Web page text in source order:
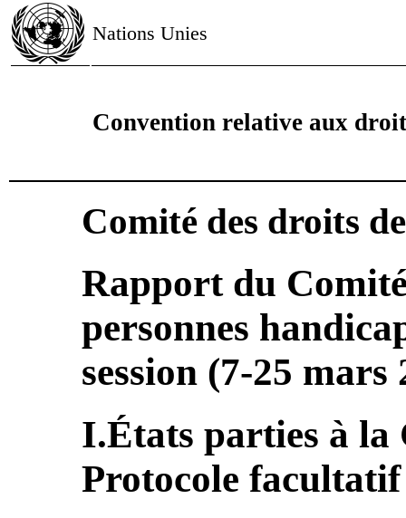
Nations Unies
Convention relative aux
Comité des droits
Rapport du
personnes
session (7-25 mars
I.États parties à la
Protocole